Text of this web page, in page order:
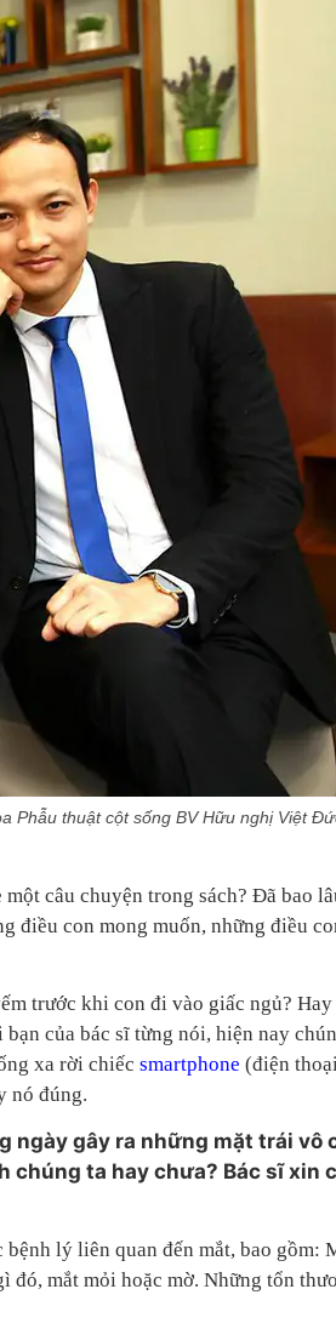
Phẫu thuật cột sống BV Hữu nghị Việt
câu chuyện trong sách? Đã bao
điều con mong muốn, những điều
trước khi con đi vào giấc ngủ? Hay
của bác sĩ từng nói, hiện nay
xa rời chiếc smartphone (điện
nó đúng.
ngày gây ra những mặt trái vô
chúng ta hay chưa? Bác sĩ xin
lý liên quan đến mắt, bao gồm:
đó, mắt mỏi hoặc mờ. Những tổn